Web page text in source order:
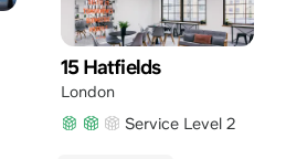
15 Hatfields
London
Service Level 2